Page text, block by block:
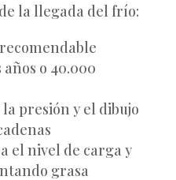
la llegada del frío:
recomendable
o 40.000
la presión y el dibujo
el nivel de carga y
grasa